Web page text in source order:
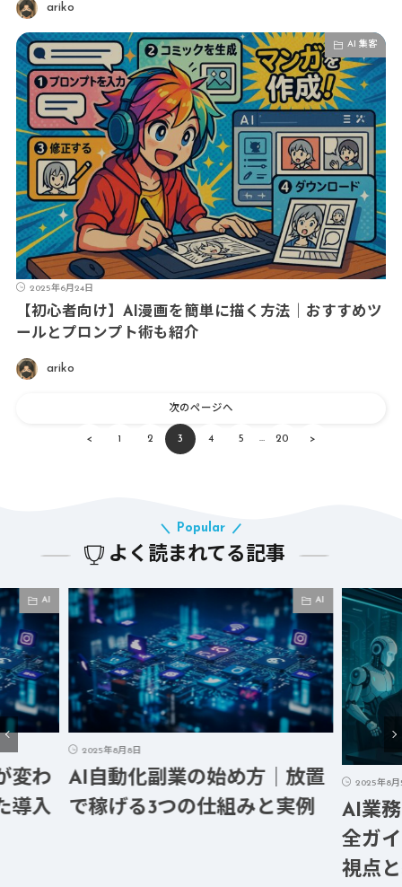
ariko
AI 集客
2025年6月24日
【初心者向け】AI漫画を簡単に描く方法｜おすすめツ
ールとプロンプト術も紹介
ariko
次のページへ
< 1 2 3 4 5 … 20 >
よく読まれてる記事
Popular
年8月8日
動化副業の始め方｜放置
げる3つの仕組みと実例
2025年8月5日
AI業務改善ツー
全ガイド｜失敗
視点と導入事例